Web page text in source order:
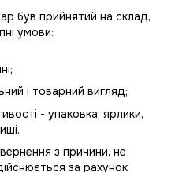
був прийнятий на склад,
умови:
і товарний вигляд;
- упаковка, ярлики,
з причини, не
за рахунок